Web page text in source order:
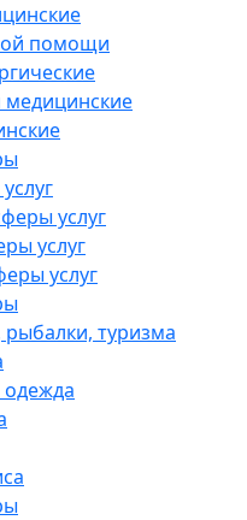
помощи
услуг
услуг
услуг
туризма